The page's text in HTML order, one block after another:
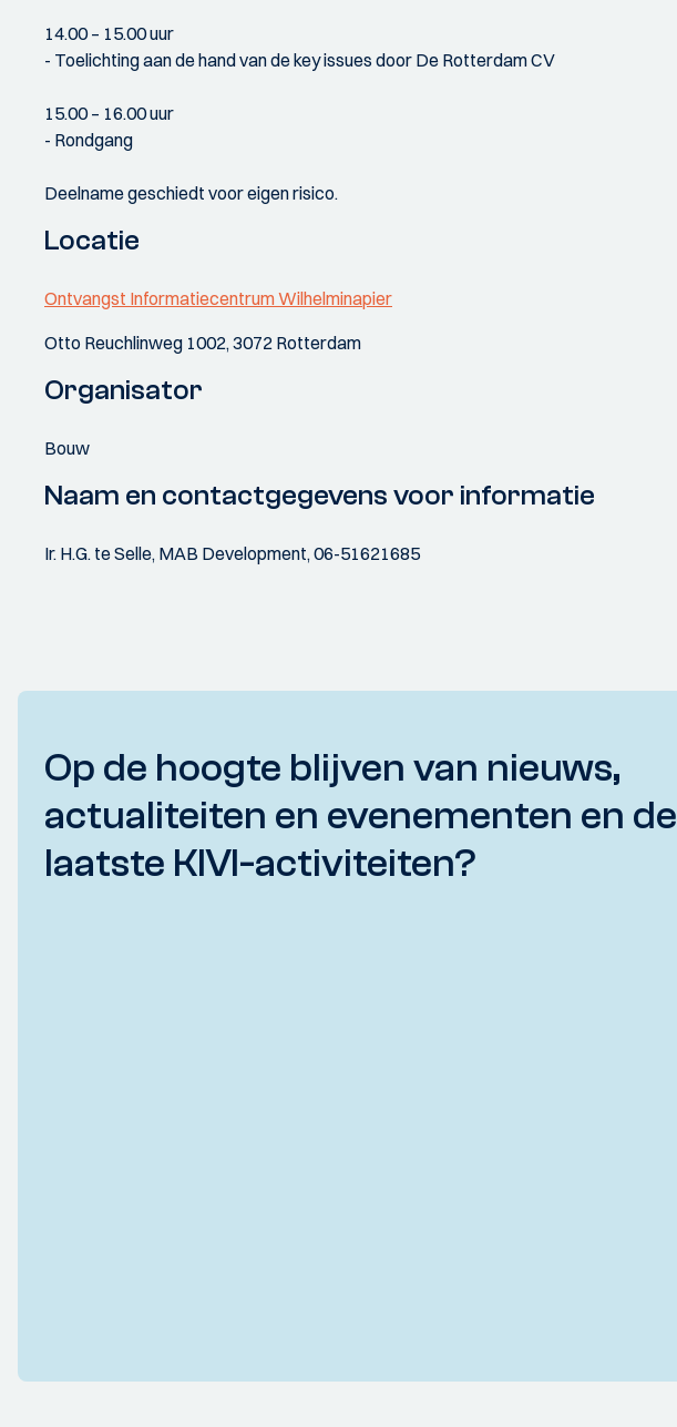
14.00 – 15.00 uur
- Toelichting aan de hand van de key issues door De Rotterdam CV
15.00 – 16.00 uur
- Rondgang
Deelname geschiedt voor eigen risico.
Locatie
Ontvangst Informatiecentrum Wilhelminapier
Otto Reuchlinweg 1002, 3072 Rotterdam
Organisator
Bouw
Naam en contactgegevens voor informatie
Ir. H.G. te Selle, MAB Development, 06-51621685
Op de hoogte blijven van nieuws,
actualiteiten en evenementen en de
laatste KIVI-activiteiten?